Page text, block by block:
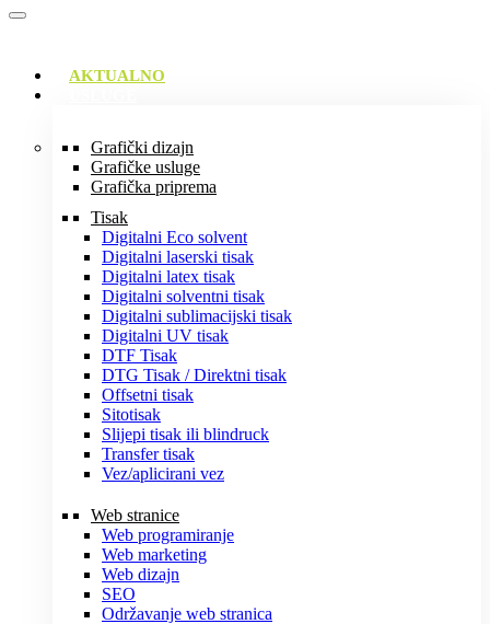
AKTUALNO
Grafički dizajn
Grafičke usluge
Grafička priprema
Tisak
Digitalni Eco solvent
Digitalni laserski tisak
Digitalni latex tisak
Digitalni solventni tisak
Digitalni sublimacijski tisak
Digitalni UV tisak
DTF Tisak
DTG Tisak / Direktni tisak
Offsetni tisak
Sitotisak
Slijepi tisak ili blindruck
Transfer tisak
Vez/aplicirani vez
Web stranice
Web programiranje
Web marketing
Web dizajn
SEO
Održavanje web stranica